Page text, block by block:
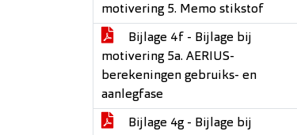
motivering 5. Memo stikstof
Bijlage 4f - Bijlage bij
motivering 5a. AERIUS-
berekeningen gebruiks- en
aanlegfase
Bijlage 4g - Bijlage bij